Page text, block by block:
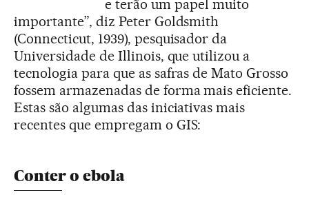
e terão um papel muito
importante”, diz Peter Goldsmith
(Connecticut, 1939), pesquisador da
Universidade de Illinois, que utilizou a
tecnologia para que as safras de Mato Grosso
fossem armazenadas de forma mais eficiente.
Estas são algumas das iniciativas mais
recentes que empregam o GIS:
Conter o ebola